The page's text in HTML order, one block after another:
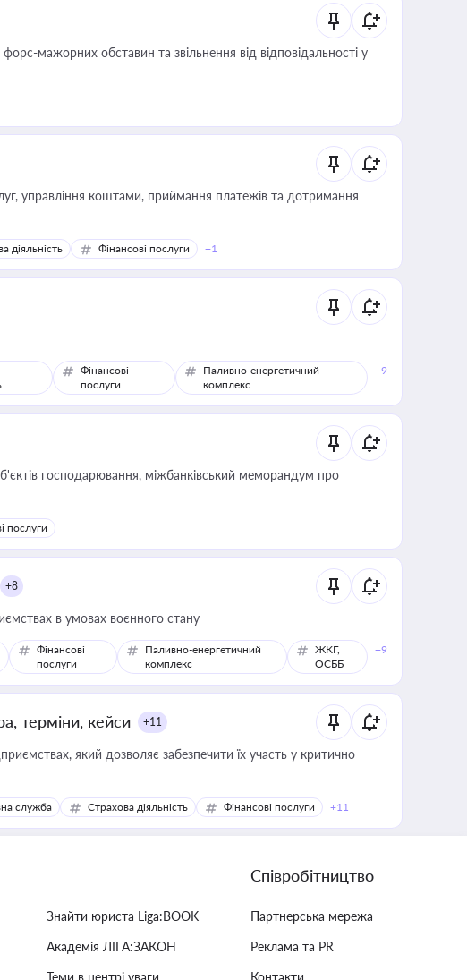
мажорних обставин та звільнення від відповідальності у
діяльність Фінансові послуги +1
Фінансові
послуги
Паливно-енергетичний
комплекс
+9
господарювання, міжбанківський меморандум про
послуги
+8
в умовах воєнного стану
Фінансові
послуги
Паливно-енергетичний
комплекс
ЖКГ,
ОСББ
+9
терміни, кейси +11
який дозволяє забезпечити їх участь у критично
служба Страхова діяльність Фінансові послуги +11
Знайти юриста Liga:BOOK
Академія ЛІГА:ЗАКОН
Теми в центрі уваги
Співробітництво
Партнерська мережа
Реклама та PR
Контакти